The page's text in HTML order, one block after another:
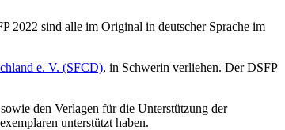
e. V. (SFCD), in Schwerin verliehen. Der DSFP
den Verlagen für die Unterstützung der
unterstützt haben.